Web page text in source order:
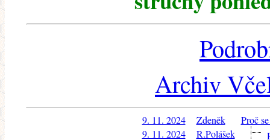
Archiv
9. 11. 2024 Zdeněk
Proč
9. 11. 2024
R.Polášek